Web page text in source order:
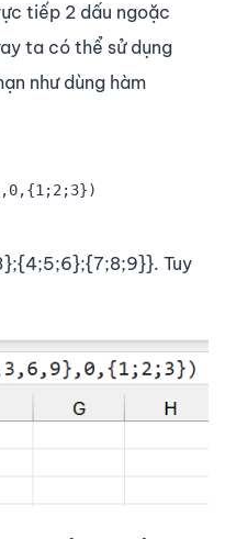
tiếp 2 dấu ngoặc
ta có thể sử dụng
như dùng hàm
Tuy